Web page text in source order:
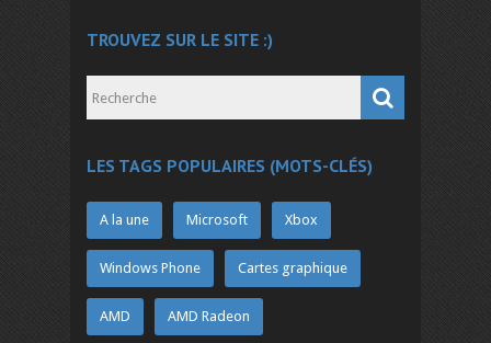
TROUVEZ SUR LE SITE :)
LES TAGS POPULAIRES (MOTS-CLÉS)
A la une Microsoft Xbox
Windows Phone Cartes graphique
AMD AMD Radeon